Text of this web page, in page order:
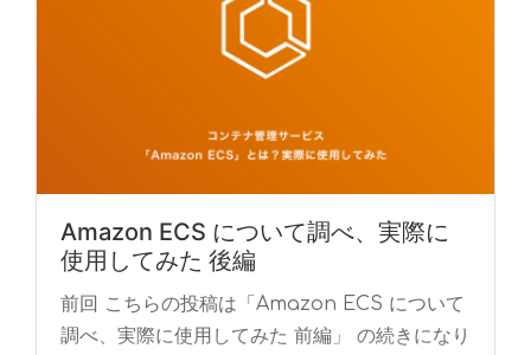
Amazon ECS について調べ、実際に
使用してみた 後編
前回 こちらの投稿は「Amazon ECS について
調べ、実際に使用してみた 前編」 の続きになり